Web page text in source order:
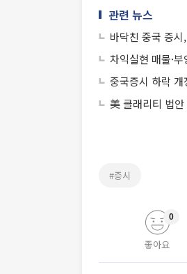
관련 뉴스
차익실현 매물·
중국증시 하락
美 클래리티 법
#증시
좋아요
0